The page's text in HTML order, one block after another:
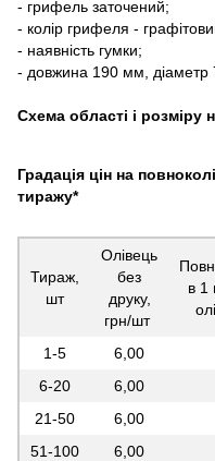
- грифель заточений;
- колір грифеля -
- наявність гумки;
- довжина 190 мм, діаметр
Схема області і розміру
Градація цін на
тиражу*
Тираж,
шт
Олівець
без
друку,
грн/шт
в 1
1-5 6,00
6-20
6,00
21-50
6,00
51-100
6,00